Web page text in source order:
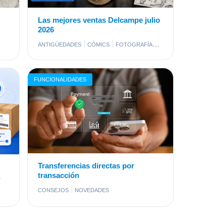
Las mejores ventas Delcampe julio
2026
ANTIGÜEDADES CÓMICS
FOTOGRAFÍA
FUNCIONALIDADES
Transferencias directas por
transacción
CONSEJOS NOVEDADES